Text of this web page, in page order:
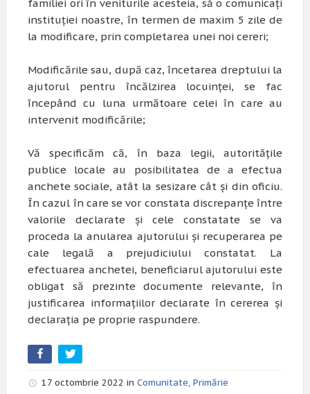
familiei ori în veniturile acesteia, să o comunicaţi
instituţiei noastre, în termen de maxim 5 zile de
la modificare, prin completarea unei noi cereri;
Modificările sau, după caz, încetarea dreptului la
ajutorul pentru încălzirea locuinţei, se fac
începând cu luna următoare celei în care au
intervenit modificările;
Vă specificăm că, în baza legii, autorităţile
publice locale au posibilitatea de a efectua
anchete sociale, atât la sesizare cât şi din oficiu.
În cazul în care se vor constata discrepanţe între
valorile declarate şi cele constatate se va
proceda la anularea ajutorului şi recuperarea pe
cale legală a prejudiciului constatat. La
efectuarea anchetei, beneficiarul ajutorului este
obligat să prezinte documente relevante, în
justificarea informaţiilor declarate în cererea și
declaraţia pe proprie raspundere.
17 octombrie 2022 in Comunitate, Primărie